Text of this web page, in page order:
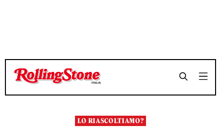
TEMPO DI LETTURA 11 MINUTI SHARE
TEMPO DI LETTURA 11 MINUTI SHARE
LO RIASCOLTIAMO?